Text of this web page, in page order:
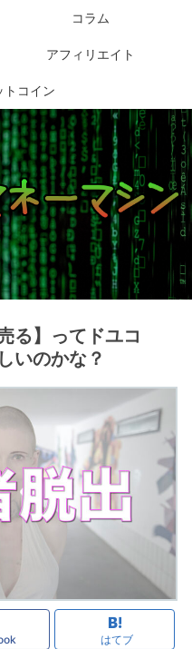
コラム
アフィリエイト
トコイン
る】ってドユコ
いのかな？
はてブ